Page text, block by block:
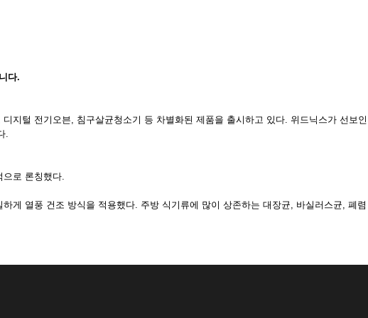
다.
지털 전기오븐, 침구살균청소기 등 차별화된 제품을 출시하고 있다. 위드닉스가 선보인
.
으로 론칭했다.
게 열풍 건조 방식을 적용했다. 주방 식기류에 많이 상존하는 대장균, 바실러스균, 폐렴